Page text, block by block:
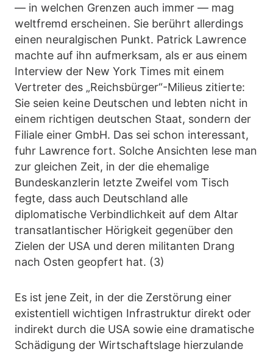
— in welchen Grenzen auch immer — mag
weltfremd erscheinen. Sie berührt allerdings
einen neuralgischen Punkt. Patrick Lawrence
machte auf ihn aufmerksam, als er aus einem
Interview der New York Times mit einem
Vertreter des „Reichsbürger“-Milieus zitierte:
Sie seien keine Deutschen und lebten nicht in
einem richtigen deutschen Staat, sondern der
Filiale einer GmbH. Das sei schon interessant,
fuhr Lawrence fort. Solche Ansichten lese man
zur gleichen Zeit, in der die ehemalige
Bundeskanzlerin letzte Zweifel vom Tisch
fegte, dass auch Deutschland alle
diplomatische Verbindlichkeit auf dem Altar
transatlantischer Hörigkeit gegenüber den
Zielen der USA und deren militanten Drang
nach Osten geopfert hat. (3)
Es ist jene Zeit, in der die Zerstörung einer
existentiell wichtigen Infrastruktur direkt oder
indirekt durch die USA sowie eine dramatische
Schädigung der Wirtschaftslage hierzulande